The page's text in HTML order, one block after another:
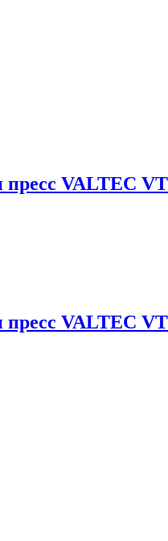
VALTEC
VALTEC